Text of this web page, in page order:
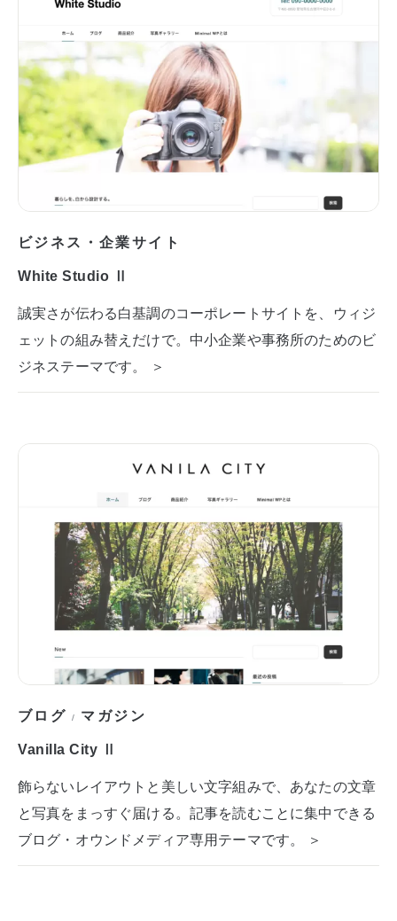
ビジネス・企業サイト
White Studio Ⅱ
誠実さが伝わる白基調のコーポレートサイトを、ウィジ
ェットの組み替えだけで。中小企業や事務所のためのビ
ジネステーマです。 ＞
ブログ / マガジン
Vanilla City Ⅱ
飾らないレイアウトと美しい文字組みで、あなたの文章
と写真をまっすぐ届ける。記事を読むことに集中できる
ブログ・オウンドメディア専用テーマです。 ＞